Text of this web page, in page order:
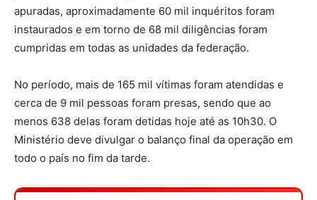
apuradas, aproximadamente 60 mil inquéritos foram
instaurados e em torno de 68 mil diligências foram
cumpridas em todas as unidades da federação.
No período, mais de 165 mil vítimas foram atendidas e
cerca de 9 mil pessoas foram presas, sendo que ao
menos 638 delas foram detidas hoje até as 10h30. O
Ministério deve divulgar o balanço final da operação em
todo o país no fim da tarde.